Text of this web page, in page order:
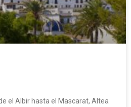
el Albir hasta el Mascarat, Altea